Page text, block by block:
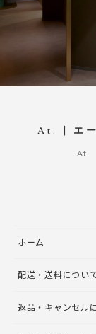
At. | エー
At.
ホーム
配送・送料につい
返品・キャンセル